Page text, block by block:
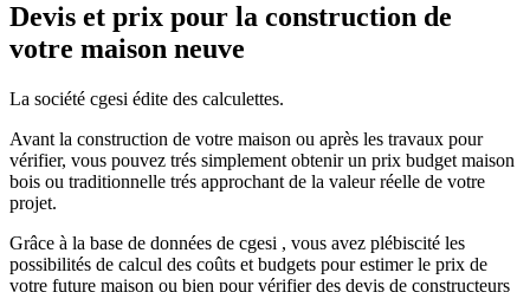
Devis et prix pour la construction de
votre maison neuve
La société cgesi édite des calculettes.
Avant la construction de votre maison ou après les travaux pour
vérifier, vous pouvez trés simplement obtenir un prix budget maison
bois ou traditionnelle trés approchant de la valeur réelle de votre
projet.
Grâce à la base de données de cgesi , vous avez plébiscité les
possibilités de calcul des coûts et budgets pour estimer le prix de
votre future maison ou bien pour vérifier des devis de constructeurs